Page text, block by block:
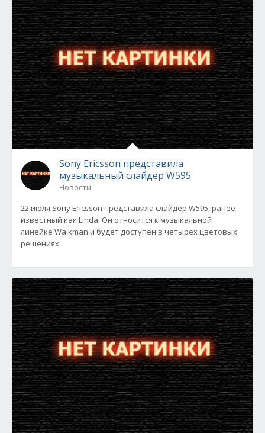
Sony Ericsson представила
музыкальный слайдер W595
Новости
22 июля Sony Ericsson представила слайдер W595, ранее
известный как Linda. Он относится к музыкальной
линейке Walkman и будет доступен в четырех цветовых
решениях: